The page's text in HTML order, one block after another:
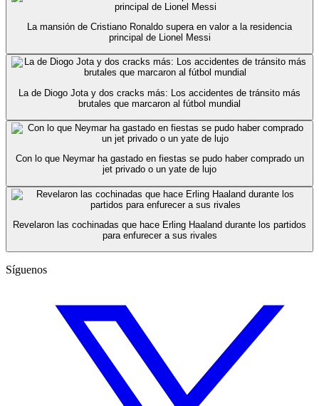
La mansión de Cristiano Ronaldo supera en valor a la residencia
principal de Lionel Messi
La de Diogo Jota y dos cracks más: Los accidentes de tránsito más
brutales que marcaron al fútbol mundial
Con lo que Neymar ha gastado en fiestas se pudo haber comprado un
jet privado o un yate de lujo
Revelaron las cochinadas que hace Erling Haaland durante los partidos
para enfurecer a sus rivales
Síguenos